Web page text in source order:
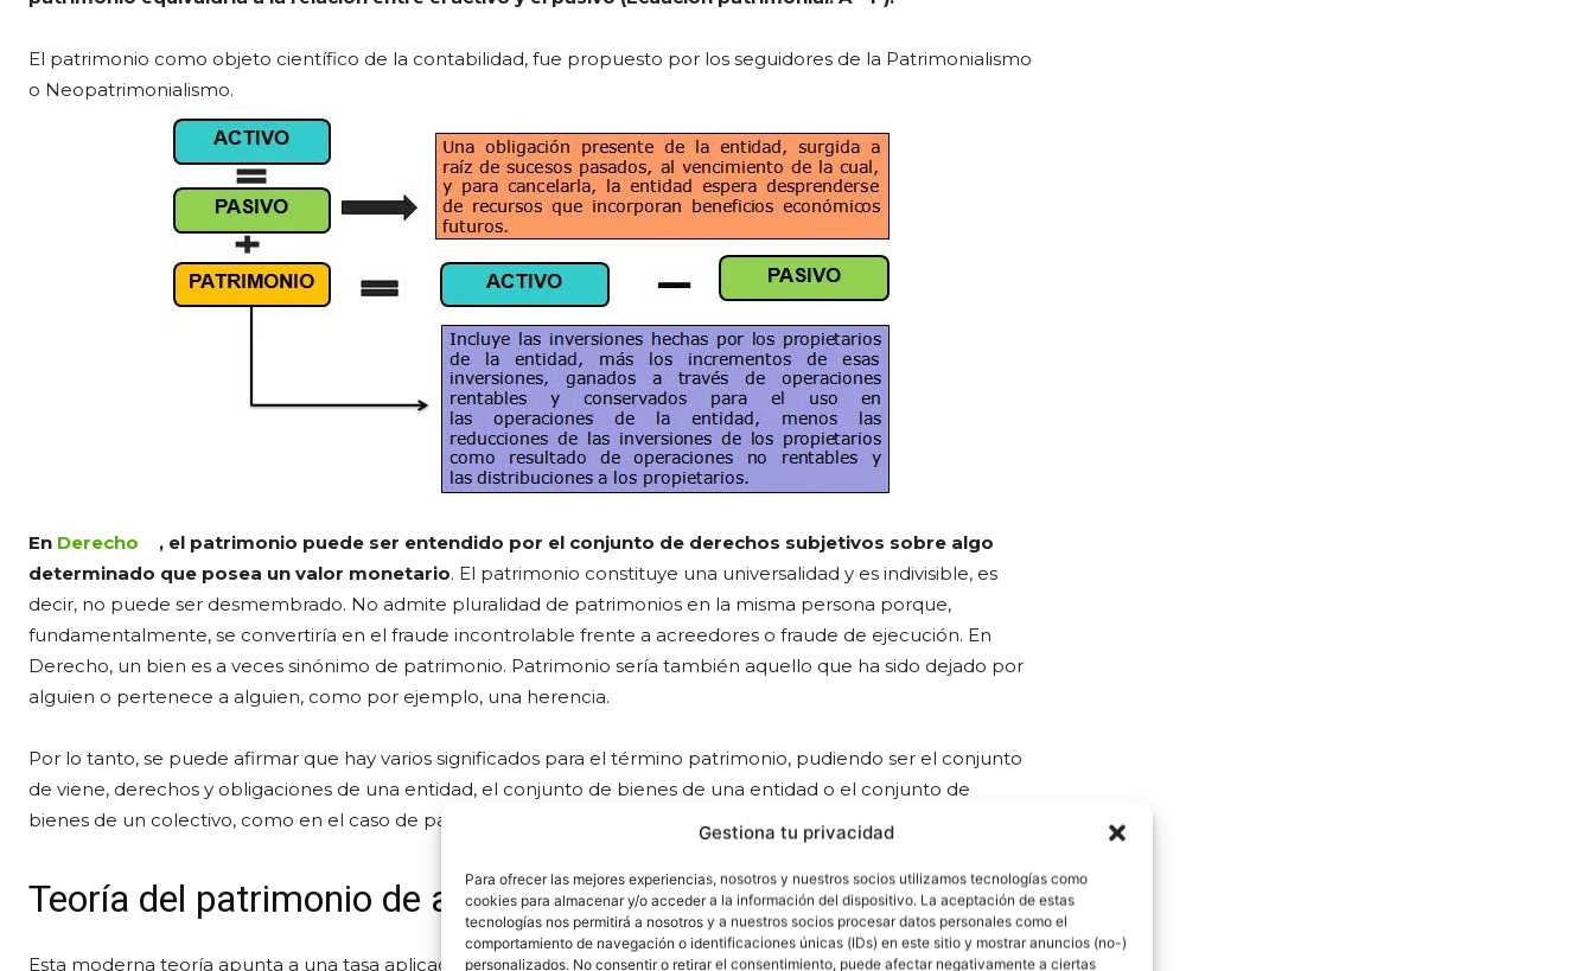
Gestiona tu privacidad
Para ofrecer las mejores experiencias, nosotros y nuestros socios utilizamos tecnologías como
cookies para almacenar y/o acceder a la información del dispositivo. La aceptación de estas
tecnologías nos permitirá a nosotros y a nuestros socios procesar datos personales como el
comportamiento de navegación o identificaciones únicas (IDs) en este sitio y mostrar anuncios (no-)
personalizados. No consentir o retirar el consentimiento, puede afectar negativamente a ciertas
El patrimonio como objeto científico de la contabilidad, fue propuesto por los seguidores de la Patrimonialismo
o Neopatrimonialismo.
En Derecho
, el patrimonio puede ser entendido por el conjunto de derechos subjetivos sobre algo
determinado que posea un valor monetario. El patrimonio constituye una universalidad y es indivisible, es
decir, no puede ser desmembrado. No admite pluralidad de patrimonios en la misma persona porque,
fundamentalmente, se convertiría en el fraude incontrolable frente a acreedores o fraude de ejecución. En
Derecho, un bien es a veces sinónimo de patrimonio. Patrimonio sería también aquello que ha sido dejado por
alguien o pertenece a alguien, como por ejemplo, una herencia.
Por lo tanto, se puede afirmar que hay varios significados para el término patrimonio, pudiendo ser el conjunto
de viene, derechos y obligaciones de una entidad, el conjunto de bienes de una entidad o el conjunto de
bienes de un colectivo, como en el caso de patrimonio arquitectónico o patrimonio cultural.
Teoría del patrimonio de afectación
Esta moderna teoría apunta a una tasa aplicada a un determinado bien al servicio de un propósito particular.